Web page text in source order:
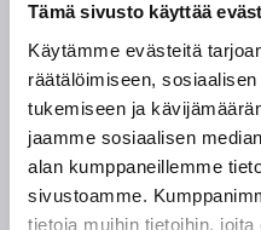
Tämä sivusto käyttää
Käytämme evästeitä
räätälöimiseen,
tukemiseen ja
jaamme sosiaalisen
alan kumppaneillemme
sivustoamme.
tietoja muihin tietoihin,
järjestää
tuottaa esitteitä
materiaalia
hankkia